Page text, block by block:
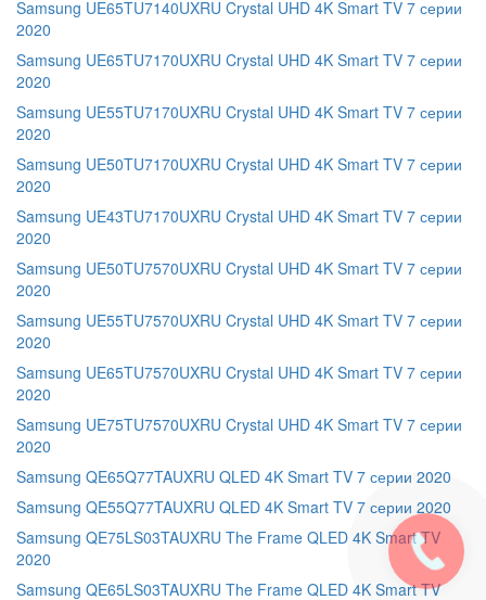
Samsung UE65TU7140UXRU Crystal UHD 4K Smart TV 7 серии
2020
Samsung UE65TU7170UXRU Crystal UHD 4K Smart TV 7 серии
2020
Samsung UE55TU7170UXRU Crystal UHD 4K Smart TV 7 серии
2020
Samsung UE50TU7170UXRU Crystal UHD 4K Smart TV 7 серии
2020
Samsung UE43TU7170UXRU Crystal UHD 4K Smart TV 7 серии
2020
Samsung UE50TU7570UXRU Crystal UHD 4K Smart TV 7 серии
2020
Samsung UE55TU7570UXRU Crystal UHD 4K Smart TV 7 серии
2020
Samsung UE65TU7570UXRU Crystal UHD 4K Smart TV 7 серии
2020
Samsung UE75TU7570UXRU Crystal UHD 4K Smart TV 7 серии
2020
Samsung QE65Q77TAUXRU QLED 4K Smart TV 7 серии 2020
Samsung QE55Q77TAUXRU QLED 4K Smart TV 7 серии 2020
Samsung QE75LS03TAUXRU The Frame QLED 4K Smart TV
2020
Samsung QE65LS03TAUXRU The Frame QLED 4K Smart TV